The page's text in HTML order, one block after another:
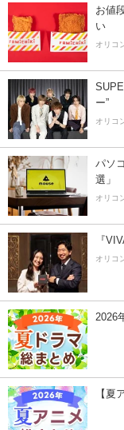
お値
い
オリコ
ー”
オリコ
パソ
選」
オリコ
『
オリコ
2026
【夏